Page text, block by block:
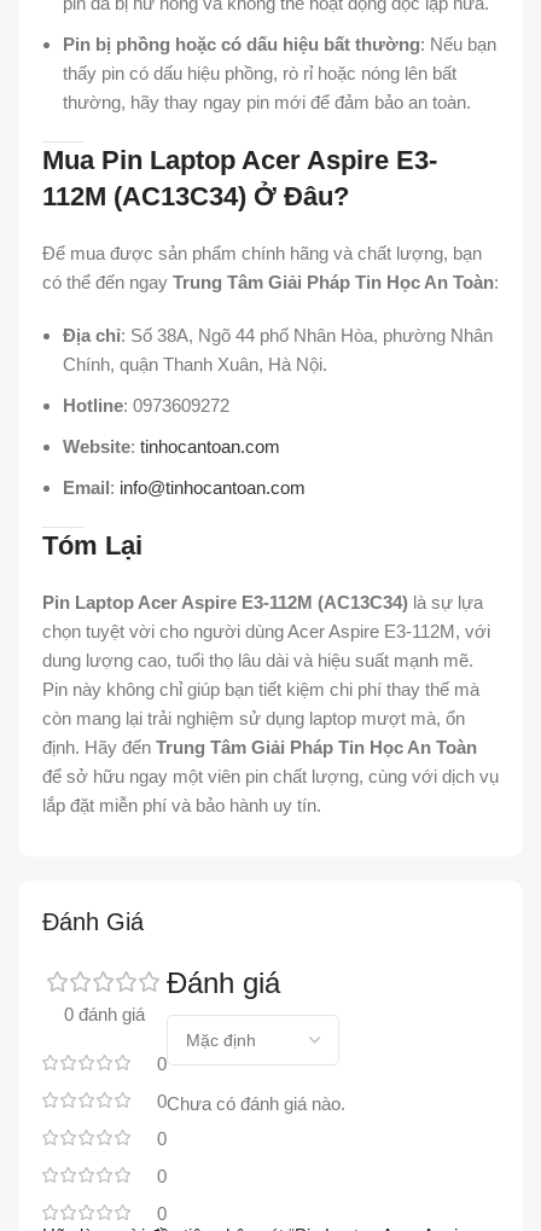
Pin bị phồng hoặc có dấu hiệu bất thường: Nếu bạn
thấy pin có dấu hiệu phồng, rò rỉ hoặc nóng lên bất
thường, hãy thay ngay pin mới để đảm bảo an toàn.
Mua Pin Laptop Acer Aspire E3-
112M (AC13C34) Ở Đâu?
Để mua được sản phẩm chính hãng và chất lượng, bạn
có thể đến ngay Trung Tâm Giải Pháp Tin Học An Toàn:
Địa chỉ: Số 38A, Ngõ 44 phố Nhân Hòa, phường Nhân
Chính, quận Thanh Xuân, Hà Nội.
Hotline: 0973609272
Website: tinhocantoan.com
Email: info@tinhocantoan.com
Tóm Lại
Pin Laptop Acer Aspire E3-112M (AC13C34) là sự lựa
chọn tuyệt vời cho người dùng Acer Aspire E3-112M, với
dung lượng cao, tuổi thọ lâu dài và hiệu suất mạnh mẽ.
Pin này không chỉ giúp bạn tiết kiệm chi phí thay thế mà
còn mang lại trải nghiệm sử dụng laptop mượt mà, ổn
định. Hãy đến Trung Tâm Giải Pháp Tin Học An Toàn
để sở hữu ngay một viên pin chất lượng, cùng với dịch vụ
lắp đặt miễn phí và bảo hành uy tín.
Đánh Giá
0 đánh giá
0
0
0
0
0
Đánh giá
Chưa có đánh giá nào.